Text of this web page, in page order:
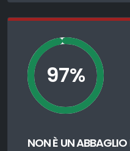
97%
NON È UN